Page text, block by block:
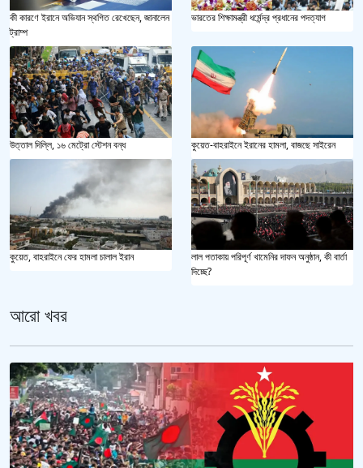
কী কারণে ইরানে অভিযান স্থগিত রেখেছেন, জানালেন
ট্রাম্প
ভারতের শিক্ষামন্ত্রী ধর্মেন্দ্র প্রধানের পদত্যাগ
উত্তাল দিল্লি, ১৬ মেট্রো স্টেশন বন্ধ কুয়েত-বাহরাইনে ইরানের হামলা, বাজছে সাইরেন
কুয়েত, বাহরাইনে ফের হামলা চালাল ইরান
লাল পতাকায় পরিপূর্ণ খামেনির দাফন অনুষ্ঠান, কী বার্তা
দিচ্ছে?
আরো খবর